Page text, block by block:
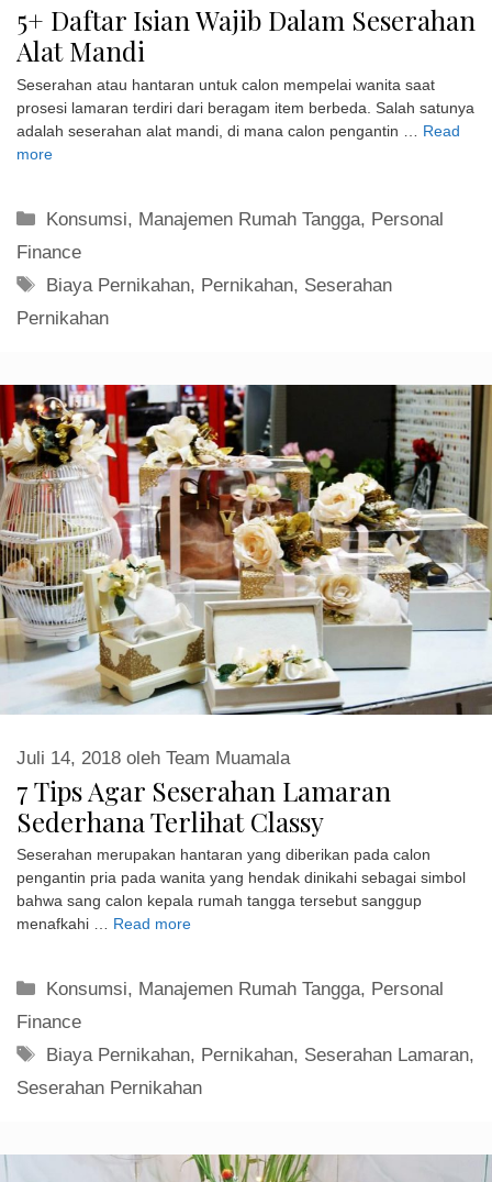
5+ Daftar Isian Wajib Dalam Seserahan
Alat Mandi
Seserahan atau hantaran untuk calon mempelai wanita saat
prosesi lamaran terdiri dari beragam item berbeda. Salah satunya
adalah seserahan alat mandi, di mana calon pengantin … Read
more
Kategori
Konsumsi, Manajemen Rumah Tangga, Personal
Finance
Tag
Biaya Pernikahan, Pernikahan, Seserahan
Pernikahan
7 Tips Agar Seserahan Lamaran
Sederhana Terlihat Classy
Juli 14, 2018 oleh Team Muamala
Seserahan merupakan hantaran yang diberikan pada calon
pengantin pria pada wanita yang hendak dinikahi sebagai simbol
bahwa sang calon kepala rumah tangga tersebut sanggup
menafkahi … Read more
Kategori
Konsumsi, Manajemen Rumah Tangga, Personal
Finance
Tag
Biaya Pernikahan, Pernikahan, Seserahan Lamaran,
Seserahan Pernikahan